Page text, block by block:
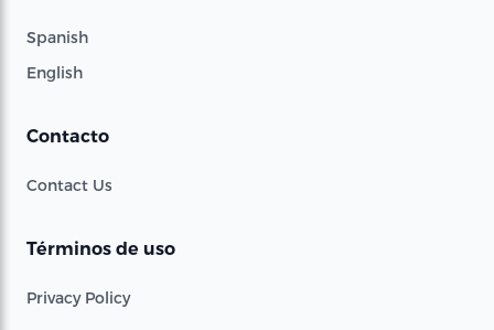
Spanish
English
Contacto
Contact Us
Términos de uso
Privacy Policy